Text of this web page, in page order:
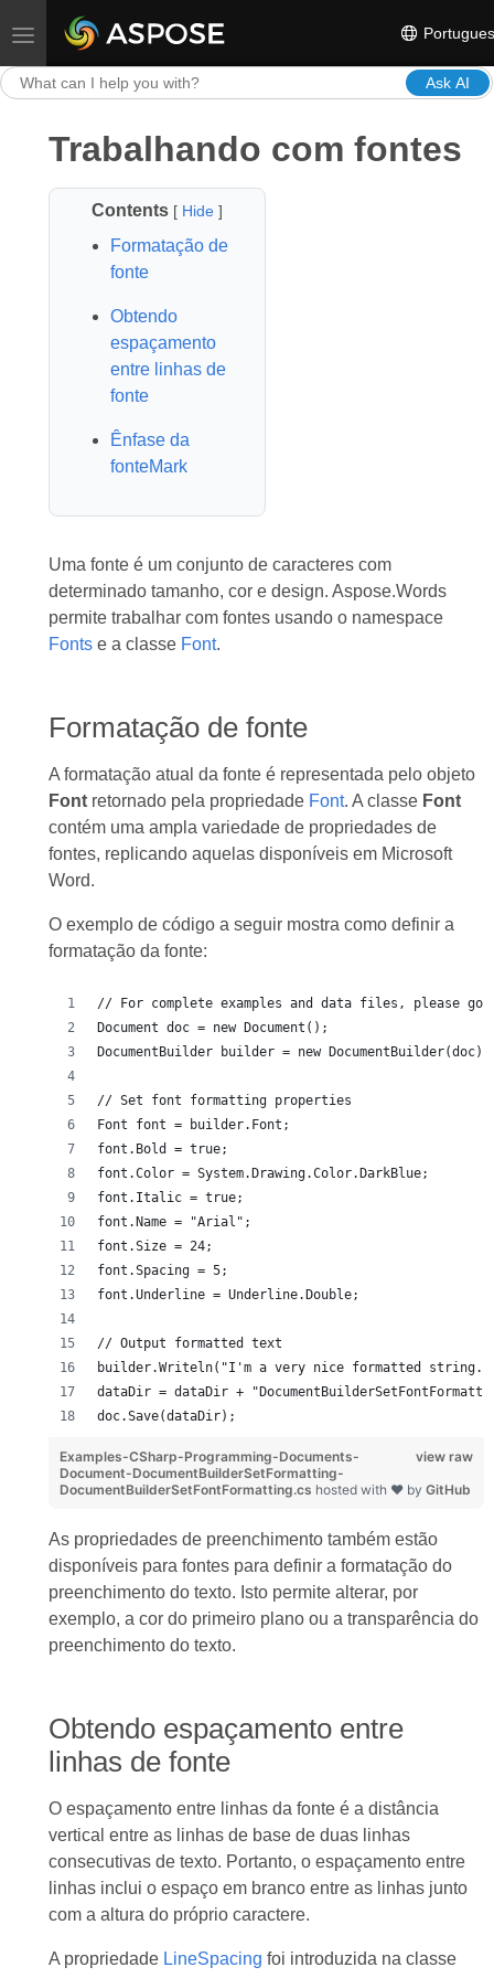
Toggle navigation
Ask AI
Trabalhando com fontes
Contents [ Hide]
Formatação de
fonte
Obtendo
espaçamento
entre linhas de
fonte
Ênfase da
fonteMark
Uma fonte é um conjunto de caracteres com
determinado tamanho, cor e design. Aspose.Words
permite trabalhar com fontes usando o namespace
Fontse a classe Font.
Formatação de fonte
A formatação atual da fonte é representada pelo objeto
Fontretornado pela propriedade Font. A classe Font
contém uma ampla variedade de propriedades de
fontes, replicando aquelas disponíveis em Microsoft
Word.
O exemplo de código a seguir mostra como definir a
formatação da fonte:
// For complete examples and data files, please go
Document doc = new Document();
DocumentBuilder builder = new DocumentBuilder(doc);
// Set font formatting properties
Font font = builder.Font;
font.Bold = true;
font.Color = System.Drawing.Color.DarkBlue;
font.Italic = true;
font.Name = "Arial";
font.Size = 24;
font.Spacing = 5;
font.Underline = Underline.Double;
// Output formatted text
builder.Writeln("I'm a very nice formatted
dataDir = dataDir +
doc.Save(dataDir);
view raw
Examples-CSharp-Programming-Documents-
Document-DocumentBuilderSetFormatting-
DocumentBuilderSetFontFormatting.cs hosted with ❤ by GitHub
As propriedades de preenchimento também estão
disponíveis para fontes para definir a formatação do
preenchimento do texto. Isto permite alterar, por
exemplo, a cor do primeiro plano ou a transparência do
preenchimento do texto.
Obtendo espaçamento entre
linhas de fonte
O espaçamento entre linhas da fonte é a distância
vertical entre as linhas de base de duas linhas
consecutivas de texto. Portanto, o espaçamento entre
linhas inclui o espaço em branco entre as linhas junto
com a altura do próprio caractere.
A propriedade LineSpacing foi introduzida na classe